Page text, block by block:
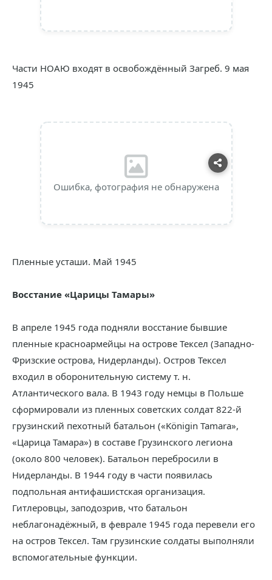
Части НОАЮ входят в освобождённый Загреб. 9 мая
1945
Ошибка, фотография не обнаружена
Пленные усташи. Май 1945
Восстание «Царицы Тамары»
В апреле 1945 года подняли восстание бывшие
пленные красноармейцы на острове Тексел (Западно-
Фризские острова, Нидерланды). Остров Тексел
входил в оборонительную систему т. н.
Атлантического вала. В 1943 году немцы в Польше
сформировали из пленных советских солдат 822-й
грузинский пехотный батальон («Königin Tamara»,
«Царица Тамара») в составе Грузинского легиона
(около 800 человек). Батальон перебросили в
Нидерланды. В 1944 году в части появилась
подпольная антифашистская организация.
Гитлеровцы, заподозрив, что батальон
неблагонадёжный, в феврале 1945 года перевели его
на остров Тексел. Там грузинские солдаты выполняли
вспомогательные функции.